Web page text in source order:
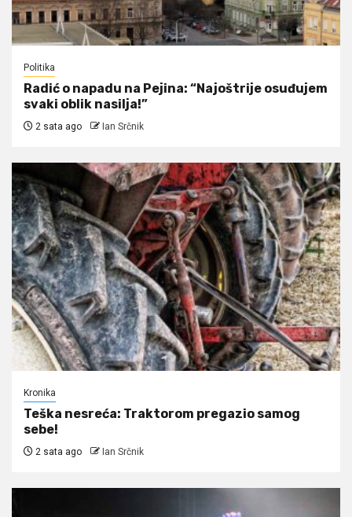
Politika
Radić o napadu na Pejina: “Najoštrije osuđujem
svaki oblik nasilja!”
2 sata ago Ian Srčnik
Kronika
Teška nesreća: Traktorom pregazio samog
sebe!
2 sata ago Ian Srčnik